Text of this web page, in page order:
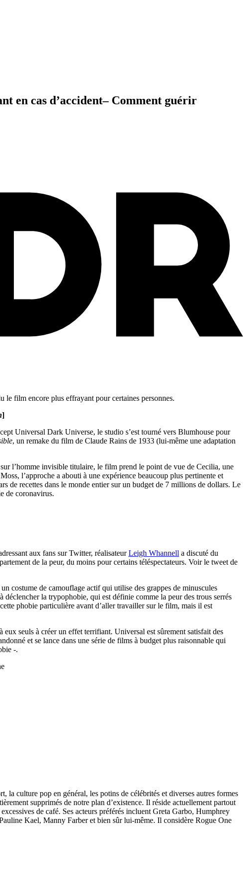
en cas d’accident– Comment guérir
film encore plus effrayant pour certaines personnes.
]
Universal Dark Universe, le studio s’est tourné vers Blumhouse pour
, un remake du film de Claude Rains de 1933 (lui-même une adaptation
l’homme invisible titulaire, le film prend le point de vue de Cecilia, une
l’approche a abouti à une expérience beaucoup plus pertinente et
de recettes dans le monde entier sur un budget de 7 millions de dollars. Le
de coronavirus.
aux fans sur Twitter, réalisateurLeigh Whannell a discuté du
de la peur, du moins pour certains téléspectateurs. Voir le tweet de
costume de camouflage actif qui utilise des grappes de minuscules
la trypophobie, qui est définie comme la peur des trous serrés
phobie particulière avant d’aller travailler sur le film, mais il est
eux seuls à créer un effet terrifiant. Universal est sûrement satisfait des
et se lance dans une série de films à budget plus raisonnable qui
-.
culture pop en général, les potins de célébrités et diverses autres formes
supprimés de notre plan d’existence. Il réside actuellement partout
de café. Ses acteurs préférés incluent Greta Garbo, Humphrey
Kael, Manny Farber et bien sûr lui-même. Il considère Rogue One